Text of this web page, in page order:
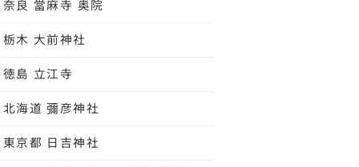
奈良 當麻寺 奥院
栃木 大前神社
徳島 立江寺
北海道 彌彦神社
東京都 日吉神社